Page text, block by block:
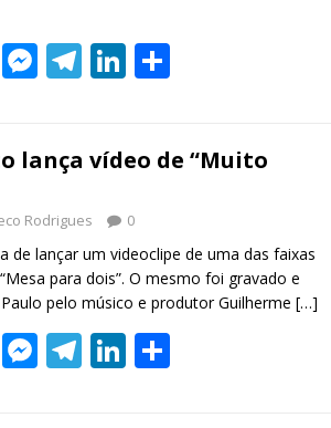
W
h
M
e
e
g
er
T
el
gr
m
Li
n
e
n
e
lança vídeo de “Muito
Rodrigues 0
de lançar um videoclipe de uma das faixas
para dois”. O mesmo foi gravado e
pelo músico e produtor Guilherme […]
W
h
M
e
T
el
Li
n